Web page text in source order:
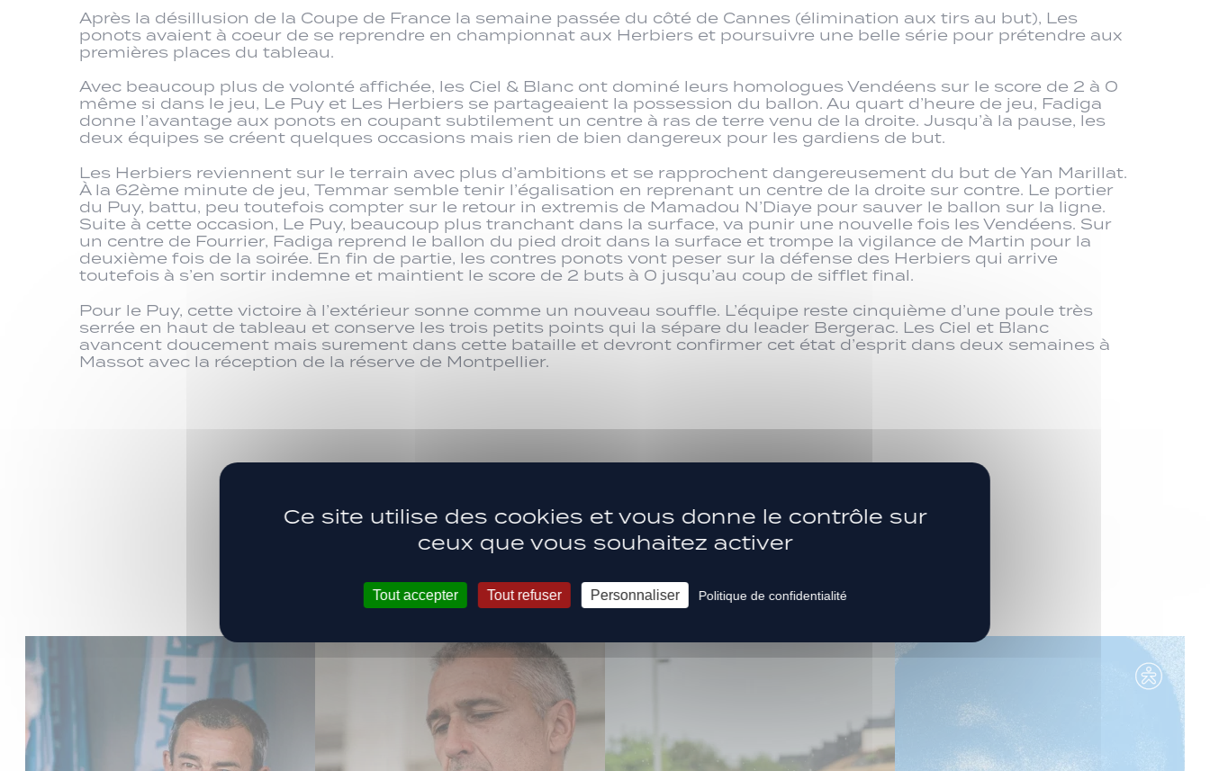
Après la désillusion de la Coupe de France la semaine passée du côté de Cannes (élimination aux tirs au but), Les
ponots avaient à coeur de se reprendre en championnat aux Herbiers et poursuivre une belle série pour prétendre aux
premières places du tableau.
Avec beaucoup plus de volonté affichée, les Ciel & Blanc ont dominé leurs homologues Vendéens sur le score de 2 à 0
même si dans le jeu, Le Puy et Les Herbiers se partageaient la possession du ballon. Au quart d’heure de jeu, Fadiga
donne l’avantage aux ponots en coupant subtilement un centre à ras de terre venu de la droite. Jusqu’à la pause, les
deux équipes se créent quelques occasions mais rien de bien dangereux pour les gardiens de but.
Les Herbiers reviennent sur le terrain avec plus d’ambitions et se rapprochent dangereusement du but de Yan Marillat.
À la 62ème minute de jeu, Temmar semble tenir l’égalisation en reprenant un centre de la droite sur contre. Le portier
du Puy, battu, peu toutefois compter sur le retour in extremis de Mamadou N’Diaye pour sauver le ballon sur la ligne.
Suite à cette occasion, Le Puy, beaucoup plus tranchant dans la surface, va punir une nouvelle fois les Vendéens. Sur
un centre de Fourrier, Fadiga reprend le ballon du pied droit dans la surface et trompe la vigilance de Martin pour la
deuxième fois de la soirée. En fin de partie, les contres ponots vont peser sur la défense des Herbiers qui arrive
toutefois à s’en sortir indemne et maintient le score de 2 buts à 0 jusqu’au coup de sifflet final.
Pour le Puy, cette victoire à l’extérieur sonne comme un nouveau souffle. L’équipe reste cinquième d’une poule très
serrée en haut de tableau et conserve les trois petits points qui la sépare du leader Bergerac. Les Ciel et Blanc
avancent doucement mais surement dans cette bataille et devront confirmer cet état d’esprit dans deux semaines à
Massot avec la réception de la réserve de Montpellier.
Les dernières
ACTUS
Ce site utilise des cookies et vous donne le contrôle sur
ceux que vous souhaitez activer
Tout accepter Tout refuser Personnaliser Politique de confidentialité